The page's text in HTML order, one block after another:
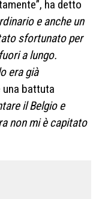
ha detto
e anche un
sfortunato per
a lungo.
era già
una battuta
il Belgio e
non mi è capitato